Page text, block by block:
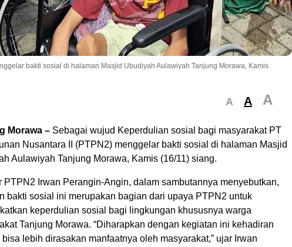
bakti sosial di halaman Masjid Ubudiyah Aulawiyah Tanjung Morawa, Kamis
A A A
Morawa – Sebagai wujud Keperdulian sosial bagi masyarakat PT
Nusantara II (PTPN2) menggelar bakti sosial di halaman Masjid
Aulawiyah Tanjung Morawa, Kamis (16/11) siang.
PTPN2 Irwan Perangin-Angin, dalam sambutannya menyebutkan,
bakti sosial ini merupakan bagian dari upaya PTPN2 untuk
keperdulian sosial bagi lingkungan khususnya warga
Tanjung Morawa. “Diharapkan dengan kegiatan ini kehadiran
bisa lebih dirasakan manfaatnya oleh masyarakat,” ujar Irwan